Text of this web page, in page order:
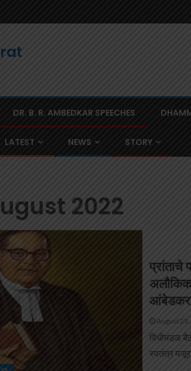
DR. B. R. AMBEDKAR SPEECHES
LATEST NEWS STORY
2022
प्रांताचे
आंबेडकर
August 23,
विधीमंडळ
स्वतंत्र मजूर